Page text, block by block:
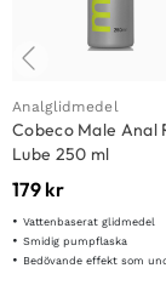
Analglidmedel
Cobeco Male Anal
Lube 250 ml
179 kr
Vattenbaserat glidmedel
Smidig pumpflaska
Bedövande effekt som underlättar